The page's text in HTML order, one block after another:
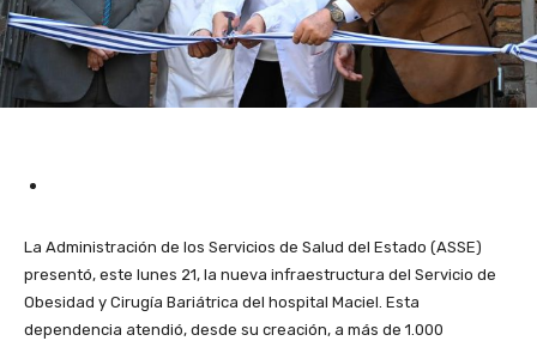
La Administración de los Servicios de Salud del Estado (ASSE)
presentó, este lunes 21, la nueva infraestructura del Servicio de
Obesidad y Cirugía Bariátrica del hospital Maciel. Esta
dependencia atendió, desde su creación, a más de 1.000